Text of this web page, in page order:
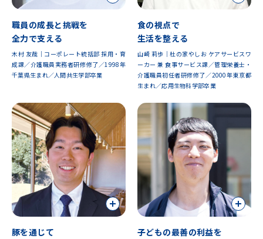
職員の成長と挑戦を
全力で支える
木村 友哉｜コーポレート統括部 採用・育
成課／介護職員実務者研修修了／1998年
千葉県生まれ／人間共生学部卒業
食の視点で
生活を整える
山崎 莉歩｜杜の家やしお ケアサービスワ
ーカー 兼 食事サービス課／管理栄養士・
介護職員初任者研修修了／2000年東京都
生まれ／応用生物科学部卒業
豚を通じて
子どもの最善の利益を